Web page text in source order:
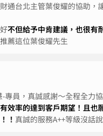
通台北主管葉俊耀的協助，
不但給予中肯建議，也很有
薦這位葉俊耀先生
專員，真誠感謝～全程全力協
效率的達到客戶期望！且也
！ 真誠的服務A++等級沒話說